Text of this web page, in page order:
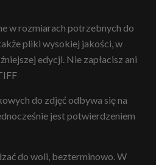
w rozmiarach potrzebnych do
pliki wysokiej jakości, w
edycji. Nie zapłacisz ani
do zdjęć odbywa się na
jest potwierdzeniem
do woli, bezterminowo. W